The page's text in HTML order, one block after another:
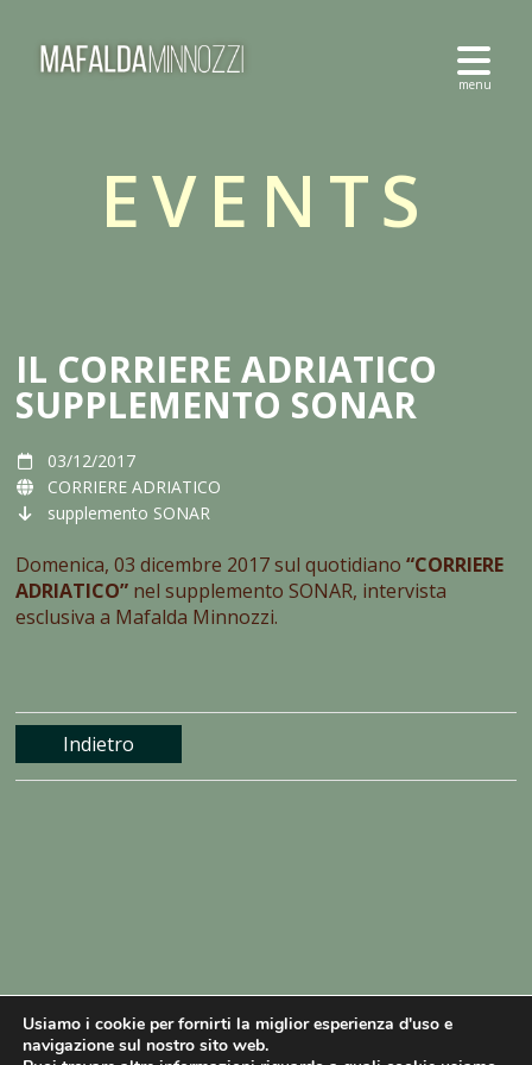
EVENTS
IL CORRIERE ADRIATICO
SUPPLEMENTO SONAR
03/12/2017
CORRIERE ADRIATICO
supplemento SONAR
Domenica, 03 dicembre 2017 sul quotidiano “CORRIERE
ADRIATICO” nel supplemento SONAR, intervista
esclusiva a Mafalda Minnozzi.
Indietro
Usiamo i cookie per fornirti la miglior esperienza d'uso e
navigazione sul nostro sito web.